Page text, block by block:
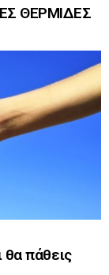
ΘΕΡΜΙΔΕΣ
πάθεις